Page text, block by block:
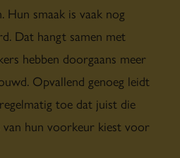
Hun smaak is vaak nog
Dat hangt samen met
hebben doorgaans meer
Opvallend genoeg leidt
toe dat juist die
van hun voorkeur kiest voor